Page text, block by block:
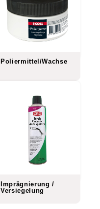
Poliermittel/Wachse
Imprägnierung /
Versiegelung